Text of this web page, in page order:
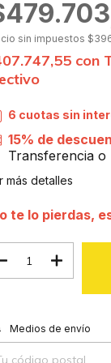
sin impuestos
con
6 cuotas sin
15% de
Transferencia o
más detalles
te lo pierdas,
para el CP:
Medios de envío